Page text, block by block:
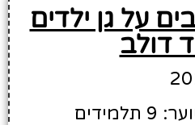
על גן ילדים
דולב